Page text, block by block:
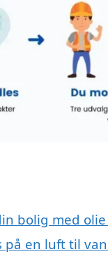
bolig med olie
en luft til